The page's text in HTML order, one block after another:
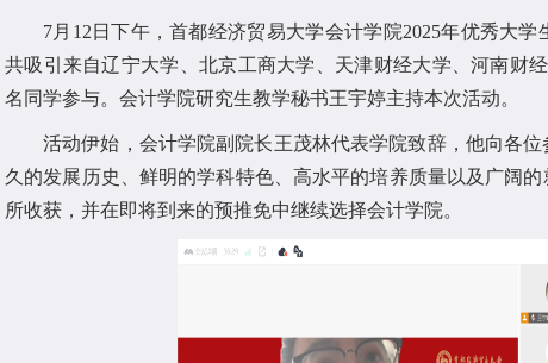
7月12日下午，首都经济贸易大学会计学院2025年优秀大
共吸引来自辽宁大学、北京工商大学、天津财经大学、河南财
名同学参与。会计学院研究生教学秘书王宇婷主持本次活动。
活动伊始，会计学院副院长王茂林代表学院致辞，他向各
久的发展历史、鲜明的学科特色、高水平的培养质量以及广阔
所收获，并在即将到来的预推免中继续选择会计学院。